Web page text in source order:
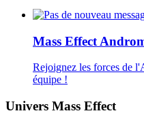
Mass Effect
Rejoignez les forces de
équipe !
Univers Mass Effect